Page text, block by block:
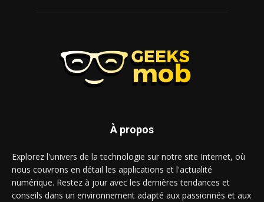
À propos
Explorez l'univers de la technologie sur notre site Internet, où
nous couvrons en détail les applications et l'actualité
numérique. Restez à jour avec les dernières tendances et
conseils dans un environnement adapté aux passionnés et aux